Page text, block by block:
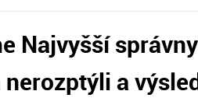
Najvyšší
a